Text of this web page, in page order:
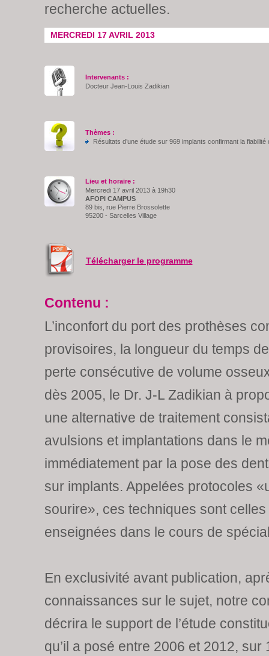
recherche actuelles.
MERCREDI 17 AVRIL 2013
Intervenants :
Docteur Jean-Louis Zadikian
Thèmes :
Résultats d’une étude sur 969 implants confirmant la
Lieu et horaire :
Mercredi 17 avril 2013 à 19h30
AFOPI CAMPUS
89 bis, rue Pierre Brossolette
95200 - Sarcelles Village
Télécharger le programme
Contenu :
L’inconfort du port des prothèses
provisoires, la longueur du temps
perte consécutive de volume
dès 2005, le Dr. J-L Zadikian à
une alternative de traitement
avulsions et implantations dans le
immédiatement par la pose des
sur implants. Appelées protocoles
sourire», ces techniques sont
enseignées dans le cours de
En exclusivité avant publication,
connaissances sur le sujet, notre
décrira le support de l’étude
qu’il a posé entre 2006 et 2012, sur